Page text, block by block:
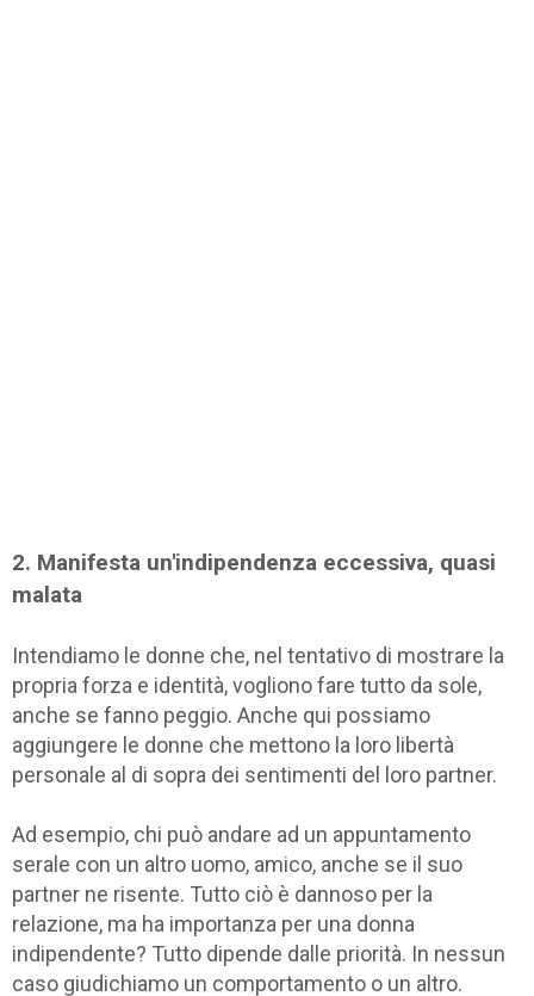
2. Manifesta un'indipendenza eccessiva, quasi
malata
Intendiamo le donne che, nel tentativo di mostrare la
propria forza e identità, vogliono fare tutto da sole,
anche se fanno peggio. Anche qui possiamo
aggiungere le donne che mettono la loro libertà
personale al di sopra dei sentimenti del loro partner.
Ad esempio, chi può andare ad un appuntamento
serale con un altro uomo, amico, anche se il suo
partner ne risente. Tutto ciò è dannoso per la
relazione, ma ha importanza per una donna
indipendente? Tutto dipende dalle priorità. In nessun
caso giudichiamo un comportamento o un altro.